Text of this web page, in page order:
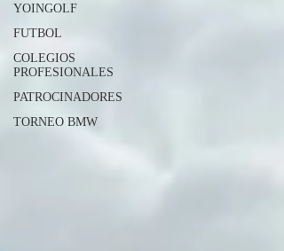
YOINGOLF
FUTBOL
COLEGIOS
PROFESIONALES
PATROCINADORES
TORNEO BMW